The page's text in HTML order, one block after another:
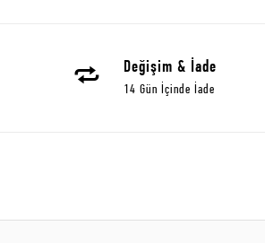
Değişim & İade
14 Gün İçinde İade